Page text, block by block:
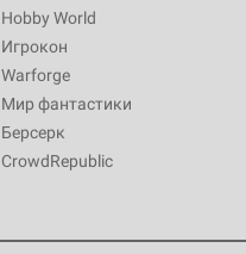
Hobby World
Игрокон
Warforge
Мир фантастики
Берсерк
CrowdRepublic